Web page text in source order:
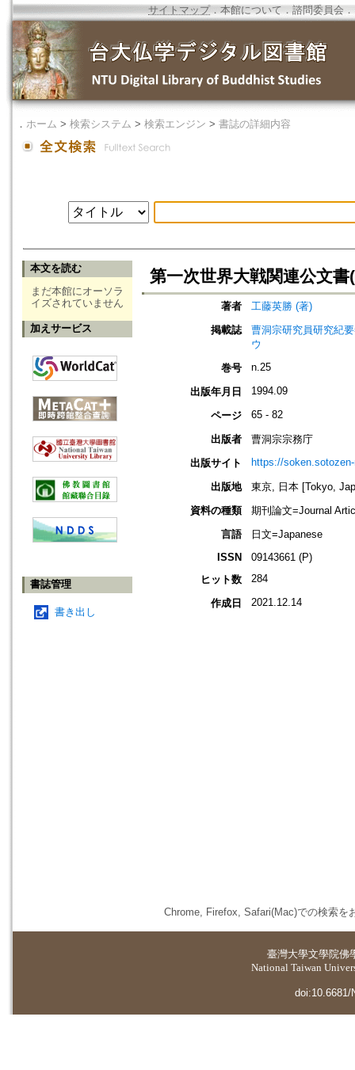
サイトマップ．本館について ． 諮問委員会 ．
． ホーム > 検索システム > 検索エンジン > 書誌の詳細内容
本文を読む
まだ本館にオーソラ
イズされていません
加えサービス
書誌管理
書き出し
第一次世界大戦関連公文
著者
工藤英勝 (著)
掲載誌
曹洞宗研究員研究紀
ウ
巻号
n.25
出版年月日 1994.09
ページ 65 - 82
出版者
曹洞宗宗務庁
出版サイト
https://
出版地
東京, 日本 [Tokyo,
資料の種類
期刊論文=Journal
言語
日文=Japanese
ISSN
09143661 (P)
ヒット数
284
作成日 2021.12.14
Chrome, Firefox, Safari(Mac)での検索を
臺灣大學文學院佛
National Taiwan
doi:10.6681/